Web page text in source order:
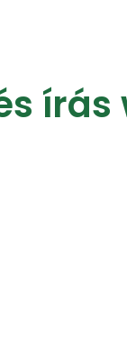
írás